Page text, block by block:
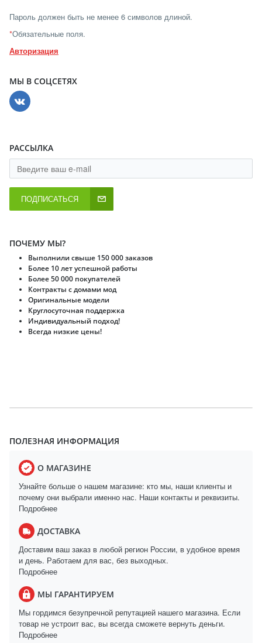
Пароль должен быть не менее 6 символов длиной.
*Обязательные поля.
Авторизация
МЫ В СОЦСЕТЯХ
РАССЫЛКА
ПОДПИСАТЬСЯ
ПОЧЕМУ МЫ?
Выполнили свыше 150 000 заказов
Более 10 лет успешной работы
Более 50 000 покупателей
Контракты с домами мод
Оригинальные модели
Круглосуточная поддержка
Индивидуальный подход!
Всегда низкие цены!
ПОЛЕЗНАЯ ИНФОРМАЦИЯ
О МАГАЗИНЕ
Узнайте больше о нашем магазине: кто мы, наши клиенты и
почему они выбрали именно нас. Наши контакты и реквизиты.
Подробнее
ДОСТАВКА
Доставим ваш заказ в любой регион России, в удобное время
и день. Работаем для вас, без выходных.
Подробнее
МЫ ГАРАНТИРУЕМ
Мы гордимся безупречной репутацией нашего магазина. Если
товар не устроит вас, вы всегда сможете вернуть деньги.
Подробнее